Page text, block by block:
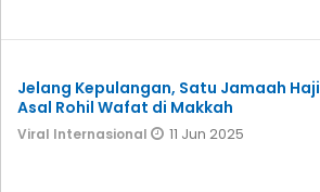
Jelang Kepulangan, Satu Jamaah Haji
Asal Rohil Wafat di Makkah
Viral Internasional 11 Jun 2025